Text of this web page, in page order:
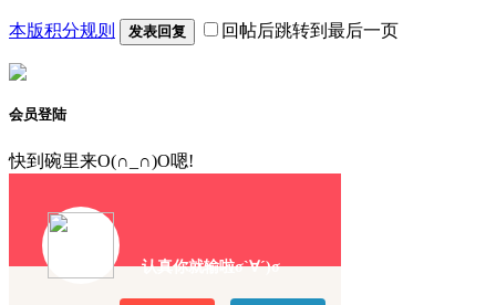
本版积分规则 发表回复 回帖后跳转到最后一页
会员登陆
快到碗里来O(∩_∩)O嗯!
认真你就输啦σ`∀´)σ